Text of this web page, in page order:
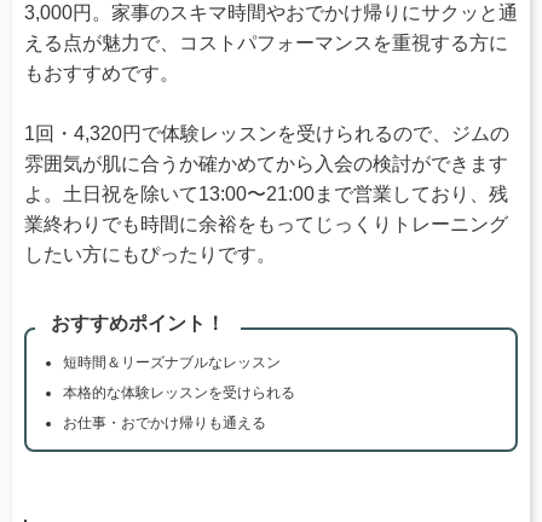
3,000円。家事のスキマ時間やおでかけ帰りにサクッと通
える点が魅力で、コストパフォーマンスを重視する方に
もおすすめです。
1回・4,320円で体験レッスンを受けられるので、ジムの
雰囲気が肌に合うか確かめてから入会の検討ができます
よ。土日祝を除いて13:00〜21:00まで営業しており、残
業終わりでも時間に余裕をもってじっくりトレーニング
したい方にもぴったりです。
おすすめポイント！
短時間＆リーズナブルなレッスン
本格的な体験レッスンを受けられる
お仕事・おでかけ帰りも通える